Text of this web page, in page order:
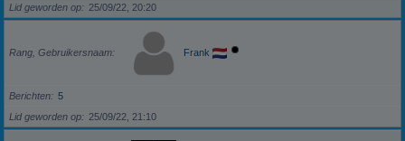
Lid geworden op
25/09/22, 20:20
Rang, Gebruikersnaam Frank
Berichten
5
Lid geworden op
25/09/22, 21:10